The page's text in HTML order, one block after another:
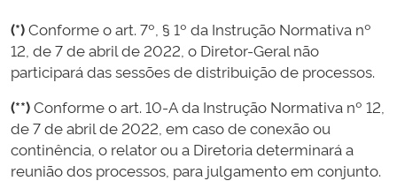
(*)Conforme o art. 7º, § 1º da Instrução Normativa nº
12, de 7 de abril de 2022, o Diretor-Geral não
participará das sessões de distribuição de processos.
(**)Conforme o art. 10-A da Instrução Normativa nº 12,
de 7 de abril de 2022, em caso de conexão ou
continência, o relator ou a Diretoria determinará a
reunião dos processos, para julgamento em conjunto.